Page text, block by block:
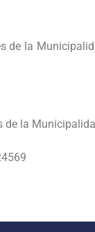
de la
de la